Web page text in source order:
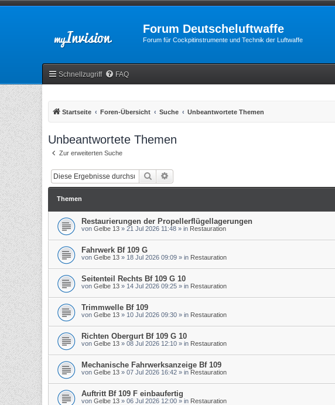
Forum Deutscheluftwaffe
Forum für Cockpitinstrumente und Technik der Luftwaffe
Schnellzugriff FAQ
Startseite Foren-Übersicht Suche Unbeantwortete Themen
Unbeantwortete Themen
Zur erweiterten Suche
Suche
Themen
Restaurierungen der Propellerflügellagerungen
von Gelbe 13 » 21 Jul 2026 11:48 » in Restauration
Fahrwerk Bf 109 G
von Gelbe 13 » 18 Jul 2026 09:09 » in Restauration
Seitenteil Rechts Bf 109 G 10
von Gelbe 13 » 14 Jul 2026 09:25 » in Restauration
Trimmwelle Bf 109
von Gelbe 13 » 10 Jul 2026 09:30 » in Restauration
Richten Obergurt Bf 109 G 10
von Gelbe 13 » 08 Jul 2026 12:10 » in Restauration
Mechanische Fahrwerksanzeige Bf 109
von Gelbe 13 » 07 Jul 2026 16:42 » in Restauration
Auftritt Bf 109 F einbaufertig
von Gelbe 13 » 06 Jul 2026 12:00 » in Restauration